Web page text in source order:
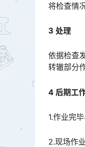
将检查情
3 处理
依据检查
转辙部分
4 后期工
1.作业完
2.现场作